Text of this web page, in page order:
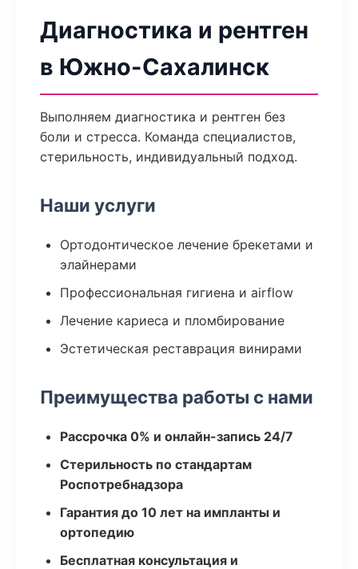
Диагностика и рентген
в Южно-Сахалинск
Выполняем диагностика и рентген без
боли и стресса. Команда специалистов,
стерильность, индивидуальный подход.
Наши услуги
Ортодонтическое лечение брекетами и
элайнерами
Профессиональная гигиена и airflow
Лечение кариеса и пломбирование
Эстетическая реставрация винирами
Преимущества работы с нами
Рассрочка 0% и онлайн-запись 24/7
Стерильность по стандартам
Роспотребнадзора
Гарантия до 10 лет на импланты и
ортопедию
Бесплатная консультация и